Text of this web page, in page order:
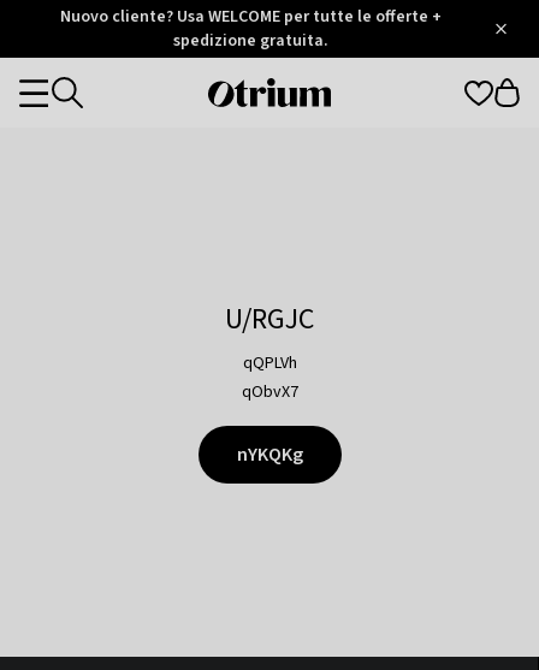
Otrium
Trustpilot
Nuovo cliente? Usa WELCOME per tutte le offerte +
spedizione gratuita.
Otrium
Categories
U/RGJC
qQPLVh
qObvX7
nYKQKg